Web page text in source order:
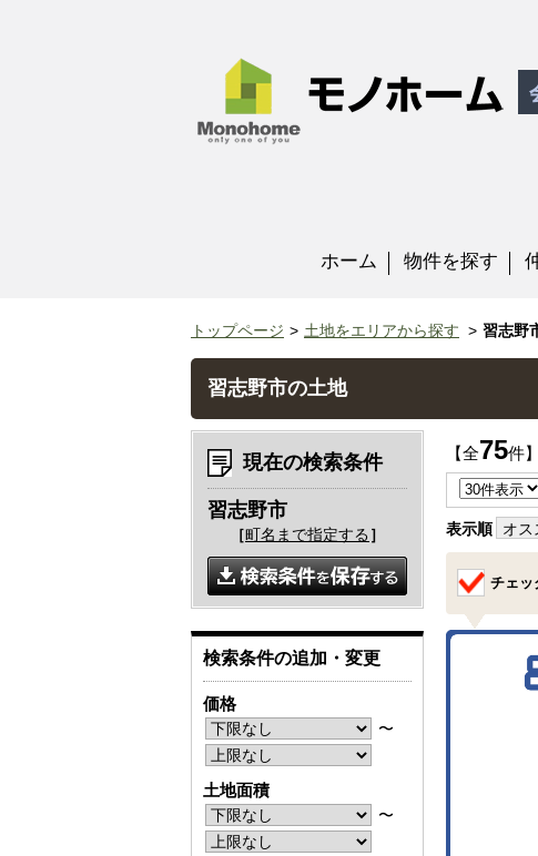
ホーム 物件を探す
トップページ 土地をエリアから探す 習志野
習志野市の土地
【全75件
表示順 オス
チェッ
現在の検索条件
習志野市
［町名まで指定する ］
検索条件の追加・変更
価格
〜
土地面積
〜